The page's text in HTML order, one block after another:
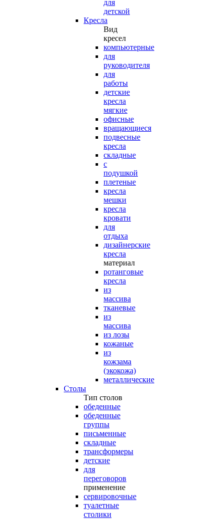
для
детской
Кресла
Вид
кресел
компьютерные
для
руководителя
для
работы
детские
кресла
мягкие
офисные
вращающиеся
подвесные
кресла
складные
с
подушкой
плетеные
кресла
мешки
кресла
кровати
для
отдыха
дизайнерские
кресла
материал
ротанговые
кресла
из
массива
тканевые
из
массива
из лозы
кожаные
из
кожзама
(экокожа)
металлические
Столы
Тип столов
обеденные
обеденные
группы
письменные
складные
трансформеры
детские
для
переговоров
применение
сервировочные
туалетные
столики